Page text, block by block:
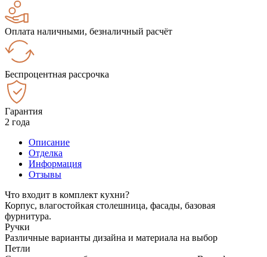
Оплата наличными, безналичный расчёт
Беспроцентная рассрочка
Гарантия
2 года
Описание
Отделка
Информация
Отзывы
Что входит в комплект кухни?
Корпус, влагостойкая столешница, фасады, базовая
фурнитура.
Ручки
Различные варианты дизайна и материала на выбор
Петли